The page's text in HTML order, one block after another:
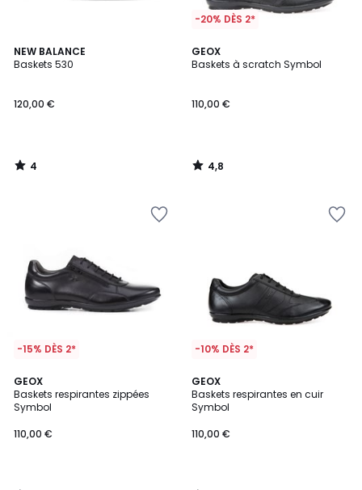
NEW BALANCE
Baskets 530
120,00 €
4
/
4
/
-20% DÈS 2*
GEOX
Baskets à scratch Symbol
110,00 €
4,8
/ 5
4,8
/
-15% DÈS 2*
GEOX
Baskets respirantes zippées
Symbol
110,00 €
4,5
/ 5
-10% DÈS 2*
GEOX
Baskets respirantes en cuir
Symbol
110,00 €
4,9
/ 5